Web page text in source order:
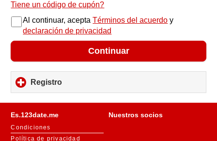
Tiene un código de cupón?
Al continuar, aceptaTérminos del acuerdo y
declaración de privacidad
Continuar
Registro
to
expand
Es.123date.me
Condiciones
Política de privacidad
Nuestros socios